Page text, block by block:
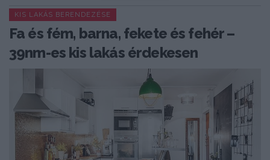
KIS LAKÁS BERENDEZÉSE
Fa és fém, barna, fekete és fehér –
39nm-es kis lakás érdekesen